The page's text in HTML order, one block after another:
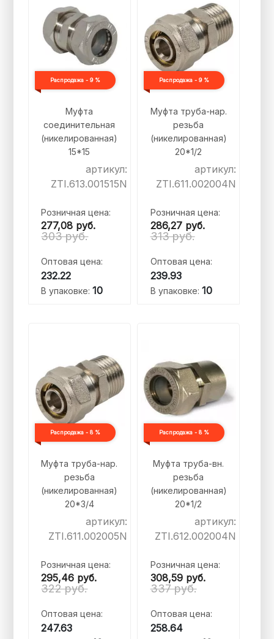
Распродажа - 9 %
Муфта
соединительная
(никелированная)
15*15
артикул:
ZTI.613.001515N
Розничная цена:
277,08 руб.
303 руб.
Оптовая цена:
232.22
В упаковке:10
Распродажа - 9 %
Муфта труба-нар.
резьба
(никелированная)
20*1/2
артикул:
ZTI.611.002004N
Розничная цена:
286,27 руб.
313 руб.
Оптовая цена:
239.93
В упаковке: 10
Распродажа - 8 %
Муфта труба-нар.
резьба
(никелированная)
20*3/4
артикул:
ZTI.611.002005N
Розничная цена:
295,46 руб.
322 руб.
Оптовая цена:
247.63
Распродажа - 8 %
Муфта труба-вн.
резьба
(никелированная)
20*1/2
артикул:
ZTI.612.002004N
Розничная цена:
308,59 руб.
337 руб.
Оптовая цена:
258.64